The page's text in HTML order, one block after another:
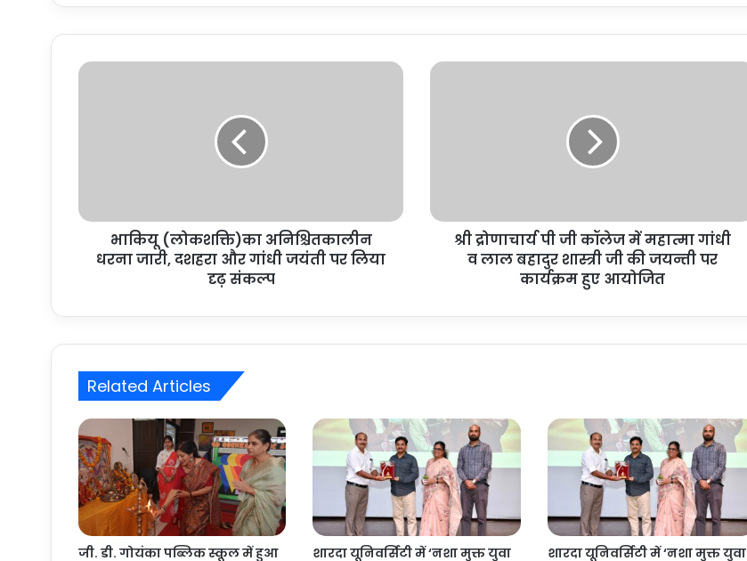
भाकियू (लोकशक्ति)का अनिश्चितकालीन
धरना जारी, दशहरा और गांधी जयंती पर लिया
दृढ़ संकल्प
श्री द्रोणाचार्य पी जी कॉलेज में महात्मा गांधी
व लाल बहादुर शास्त्री जी की जयन्ती पर
कार्यक्रम हुए आयोजित
Related Articles
जी. डी. गोयंका पब्लिक स्कूल में हुआ
शारदा यूनिवर्सिटी में ‘नशा मुक्त युवा
शारदा यूनिवर्सिटी में ‘नशा मुक्त युवा